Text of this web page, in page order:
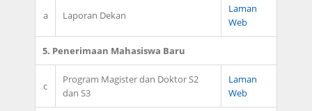
a Laporan Dekan
Laman
Web
5. Penerimaan Mahasiswa Baru
c
Program Magister dan Doktor S2
dan S3
Laman
Web